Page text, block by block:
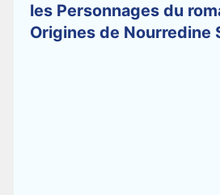
les Personnages du
Origines de Nourredine